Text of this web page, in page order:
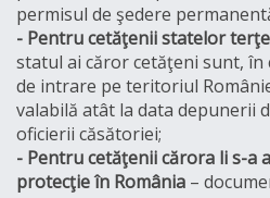
permisul de şedere
- Pentru cetăţenii statelor terţe
statul ai căror cetăţeni sunt, în
de intrare pe teritoriul
valabilă atât la data depunerii
oficierii căsătoriei;
- Pentru cetăţenii cărora li s-a
protecţie în România –